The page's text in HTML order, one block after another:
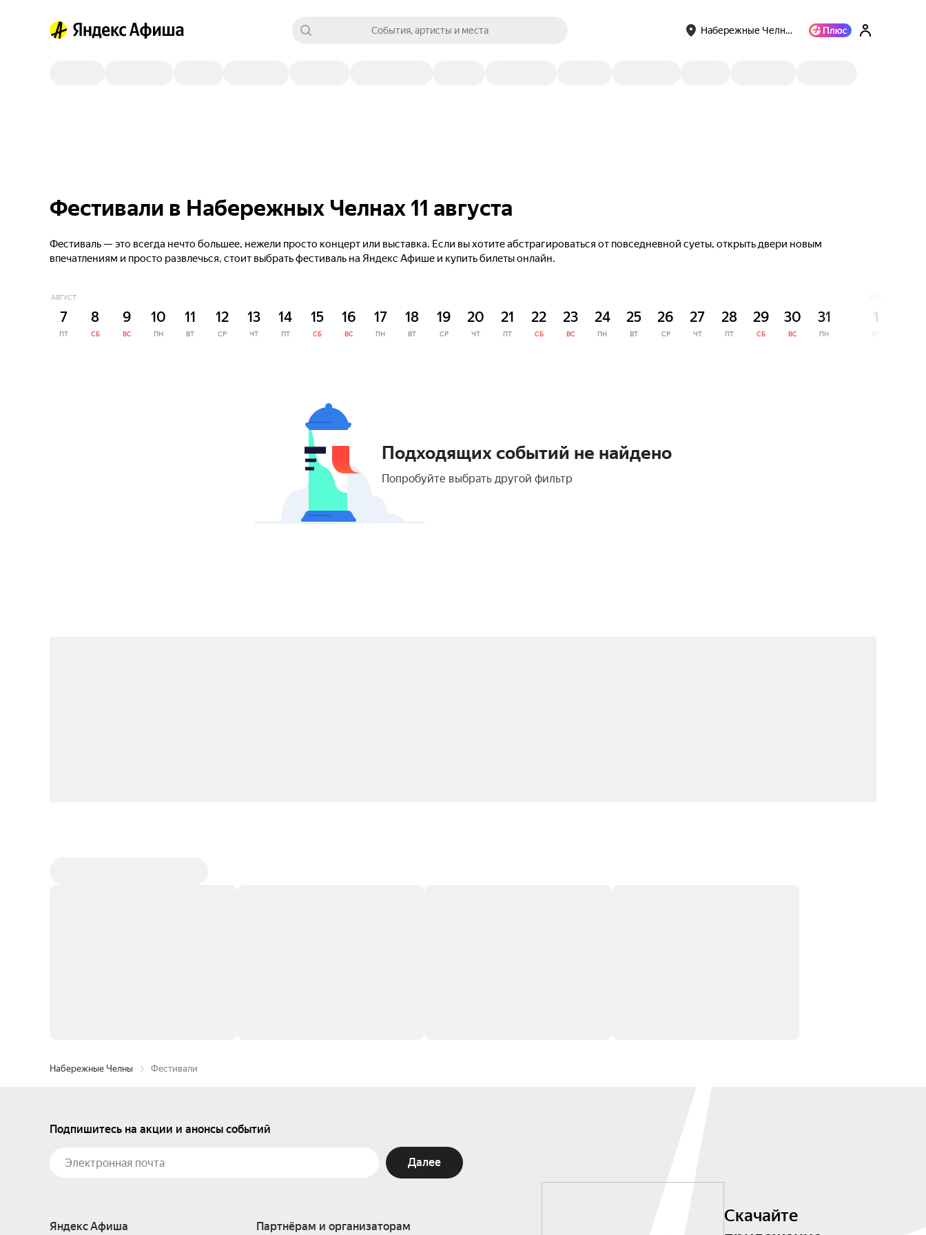
События, артисты и места Набережные Челн…
Фестивали в Набережных Челнах 11 августа
Фестиваль — это всегда нечто большее, нежели просто концерт или выставка. Если вы хотите абстрагироваться от повседневной суеты, открыть двери новым
впечатлениям и просто развлечься, стоит выбрать фестиваль на Яндекс Афише и купить билеты онлайн.
АВГУСТ
7
ПТ
8
СБ
9
ВС
10
ПН
11
ВТ
12
СР
13
ЧТ
14
ПТ
15
СБ
16
ВС
17
ПН
18
ВТ
19
СР
20
ЧТ
21
ПТ
22
СБ
23
ВС
24
ПН
25
ВТ
26
СР
27
ЧТ
28
ПТ
29
СБ
30
ВС
31
ПН
1
ВТ
Подходящих событий не найдено
Попробуйте выбрать другой фильтр
Набережные Челны Фестивали
Подпишитесь на акции и анонсы событий
Далее
Яндекс Афиша Партнёрам и организаторам
Скачайте